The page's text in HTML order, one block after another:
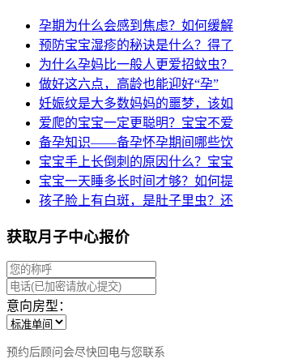
孕期为什么会感到焦虑？如何缓解
预防宝宝湿疹的秘诀是什么？得了
为什么孕妈比一般人更爱招蚊虫？
做好这六点，高龄也能迎好“孕”
妊娠纹是大多数妈妈的噩梦，该如
爱爬的宝宝一定更聪明？宝宝不爱
备孕知识——备孕怀孕期间哪些饮
宝宝手上长倒刺的原因什么？宝宝
宝宝一天睡多长时间才够？如何提
孩子脸上有白斑，是肚子里虫？还
获取月子中心报价
意向房型：
预约后顾问会尽快回电与您联系